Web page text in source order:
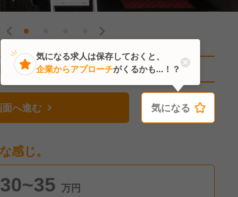
近2人がこの求人を検討中
へ進む 気になる
感じ。
30~35 万円
気になる
気になる求人は保存しておくと、
企業からアプローチがくるかも...！？